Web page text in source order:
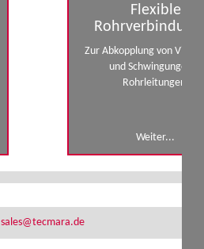
Flexible
Zur Abkopplung von
und Schwingungen in
Rohrleitungen.
Weiter...
sales@tecmara.de